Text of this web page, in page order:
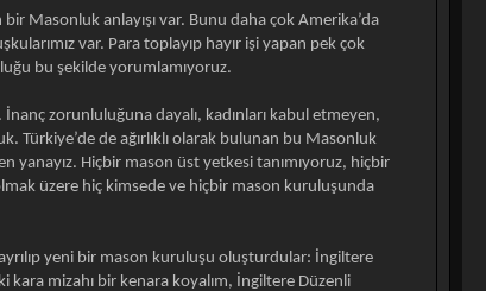
Masonluk anlayışı var. Bunu daha çok Amerika’da
var. Para toplayıp hayır işi yapan pek çok
bu şekilde yorumlamıyoruz.
zorunluluğuna dayalı, kadınları kabul etmeyen,
Türkiye’de de ağırlıklı olarak bulunan bu Masonluk
yanayız. Hiçbir mason üst yetkesi tanımıyoruz, hiçbir
üzere hiç kimsede ve hiçbir mason kuruluşunda
yeni bir mason kuruluşu oluşturdular: İngiltere
kara mizahı bir kenara koyalım, İngiltere Düzenli